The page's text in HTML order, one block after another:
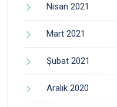
Nisan 2021
Mart 2021
Şubat 2021
Aralık 2020